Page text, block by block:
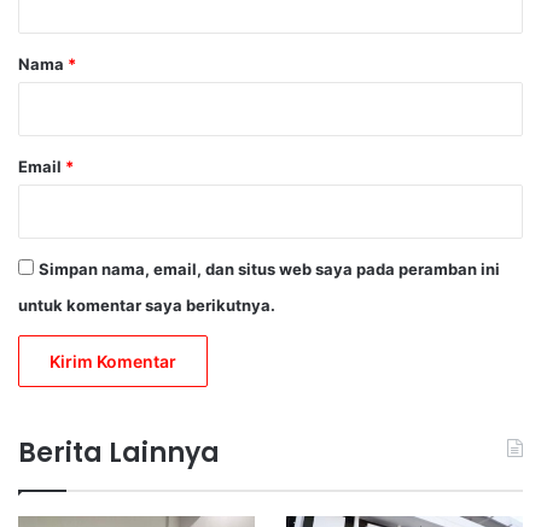
rNama *
Email *
Simpan nama, email, dan situs web saya pada peramban ini
untuk komentar saya berikutnya.
Berita Lainnya